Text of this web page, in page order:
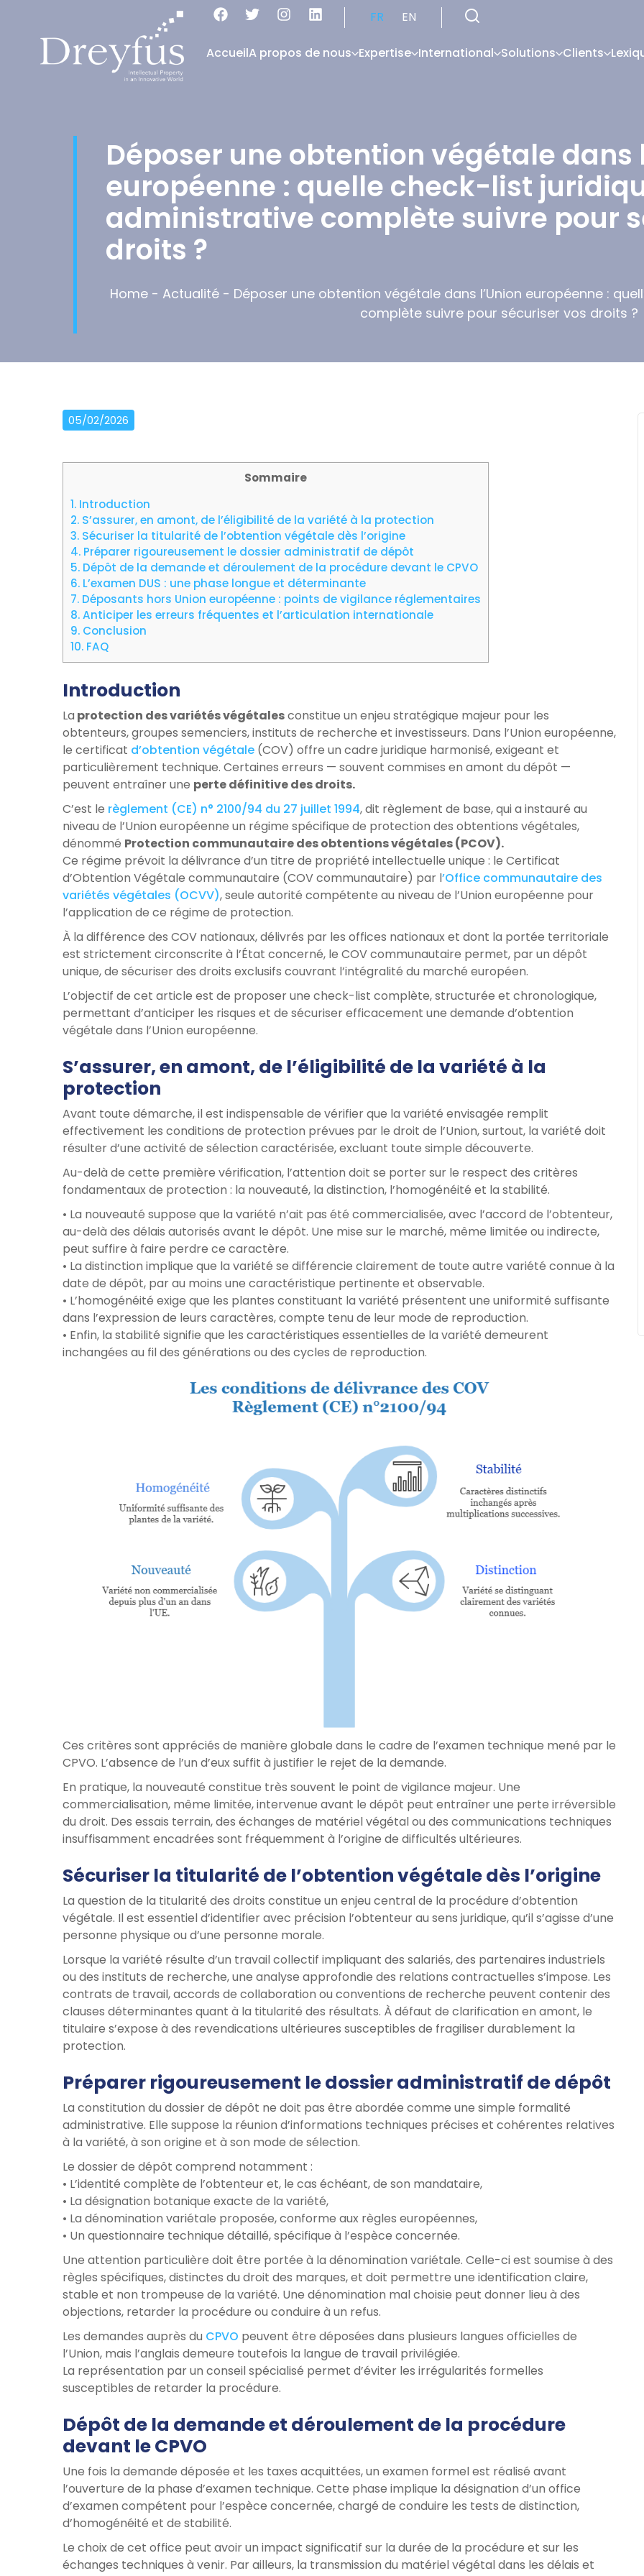
FR EN
AccueilA propos de nous Expertise International Solutions Clients
Déposer une obtention végétale dans
européenne : quelle check-list
administrative complète suivre pour
droits ?
Home- Actualité- Déposer une obtention végétale dans l’Union européenne :
complète suivre pour sécuriser vos droits ?
05/02/2026
Sommaire
1. Introduction
2. S’assurer, en amont, de l’éligibilité de la variété à la protection
3. Sécuriser la titularité de l’obtention végétale dès l’origine
4. Préparer rigoureusement le dossier administratif de dépôt
5. Dépôt de la demande et déroulement de la procédure devant le CPVO
6. L’examen DUS : une phase longue et déterminante
7. Déposants hors Union européenne : points de vigilance réglementaires
8.Anticiper les erreurs fréquentes et l’articulation internationale
9. Conclusion
10. FAQ
Introduction
La protection des variétés végétalesconstitue un enjeu stratégique majeur pour les
obtenteurs, groupes semenciers, instituts de recherche et investisseurs. Dans l’Union européenne,
le certificat d’obtention végétale (COV) offre un cadre juridique harmonisé, exigeant et
particulièrement technique. Certaines erreurs — souvent commises en amont du dépôt —
peuvent entraîner une perte définitive des droits.
C’est le règlement (CE) n° 2100/94 du 27 juillet 1994, dit règlement de base, qui a instauré au
niveau de l’Union européenne un régime spécifique de protection des obtentions végétales,
dénommé Protection communautaire des obtentions végétales (PCOV).
Ce régime prévoit la délivrance d’un titre de propriété intellectuelle unique : le Certificat
d’Obtention Végétale communautaire (COV communautaire) par l’Office communautaire des
variétés végétales (OCVV), seule autorité compétente au niveau de l’Union européenne pour
l’application de ce régime de protection.
À la différence des COV nationaux, délivrés par les offices nationaux et dont la portée territoriale
est strictement circonscrite à l’État concerné, le COV communautaire permet, par un dépôt
unique, de sécuriser des droits exclusifs couvrant l’intégralité du marché européen.
L’objectif de cet article est de proposer une check-list complète, structurée et chronologique,
permettant d’anticiper les risques et de sécuriser efficacement une demande d’obtention
végétale dans l’Union européenne.
S’assurer, en amont, de l’éligibilité de la variété à la
protection
Avant toute démarche, il est indispensable de vérifier que la variété envisagée remplit
effectivement les conditions de protection prévues par le droit de l’Union, surtout, la variété doit
résulter d’une activité de sélection caractérisée, excluant toute simple découverte.
Au-delà de cette première vérification, l’attention doit se porter sur le respect des critères
fondamentaux de protection : la nouveauté, la distinction, l’homogénéité et la stabilité.
• La nouveauté suppose que la variété n’ait pas été commercialisée, avec l’accord de l’obtenteur,
au-delà des délais autorisés avant le dépôt. Une mise sur le marché, même limitée ou indirecte,
peut suffire à faire perdre ce caractère.
• La distinction implique que la variété se différencie clairement de toute autre variété connue à la
date de dépôt, par au moins une caractéristique pertinente et observable.
• L’homogénéité exige que les plantes constituant la variété présentent une uniformité suffisante
dans l’expression de leurs caractères, compte tenu de leur mode de reproduction.
• Enfin, la stabilité signifie que les caractéristiques essentielles de la variété demeurent
inchangées au fil des générations ou des cycles de reproduction.
Ces critères sont appréciés de manière globale dans le cadre de l’examen technique mené par le
CPVO. L’absence de l’un d’eux suffit à justifier le rejet de la demande.
En pratique, la nouveauté constitue très souvent le point de vigilance majeur. Une
commercialisation, même limitée, intervenue avant le dépôt peut entraîner une perte irréversible
du droit. Des essais terrain, des échanges de matériel végétal ou des communications techniques
insuffisamment encadrées sont fréquemment à l’origine de difficultés ultérieures.
Sécuriser la titularité de l’obtention végétale dès l’origine
La question de la titularité des droits constitue un enjeu central de la procédure d’obtention
végétale. Il est essentiel d’identifier avec précision l’obtenteur au sens juridique, qu’il s’agisse d’une
personne physique ou d’une personne morale.
Lorsque la variété résulte d’un travail collectif impliquant des salariés, des partenaires industriels
ou des instituts de recherche, une analyse approfondie des relations contractuelles s’impose. Les
contrats de travail, accords de collaboration ou conventions de recherche peuvent contenir des
clauses déterminantes quant à la titularité des résultats. À défaut de clarification en amont, le
titulaire s’expose à des revendications ultérieures susceptibles de fragiliser durablement la
protection.
Préparer rigoureusement le dossier administratif de dépôt
La constitution du dossier de dépôt ne doit pas être abordée comme une simple formalité
administrative. Elle suppose la réunion d’informations techniques précises et cohérentes relatives
à la variété, à son origine et à son mode de sélection.
Le dossier de dépôt comprend notamment :
• L’identité complète de l’obtenteur et, le cas échéant, de son mandataire,
• La désignation botanique exacte de la variété,
• La dénomination variétale proposée, conforme aux règles européennes,
• Un questionnaire technique détaillé, spécifique à l’espèce concernée.
Une attention particulière doit être portée à la dénomination variétale. Celle-ci est soumise à des
règles spécifiques, distinctes du droit des marques, et doit permettre une identification claire,
stable et non trompeuse de la variété. Une dénomination mal choisie peut donner lieu à des
objections, retarder la procédure ou conduire à un refus.
Les demandes auprès du CPVO peuvent être déposées dans plusieurs langues officielles de
l’Union, mais l’anglais demeure toutefois la langue de travail privilégiée.
La représentation par un conseil spécialisé permet d’éviter les irrégularités formelles
susceptibles de retarder la procédure.
Dépôt de la demande et déroulement de la procédure
devant le CPVO
Une fois la demande déposée et les taxes acquittées, un examen formel est réalisé avant
l’ouverture de la phase d’examen technique. Cette phase implique la désignation d’un office
d’examen compétent pour l’espèce concernée, chargé de conduire les tests de distinction,
d’homogénéité et de stabilité.
Le choix de cet office peut avoir un impact significatif sur la durée de la procédure et sur les
échanges techniques à venir. Par ailleurs, la transmission du matériel végétal dans les délais et